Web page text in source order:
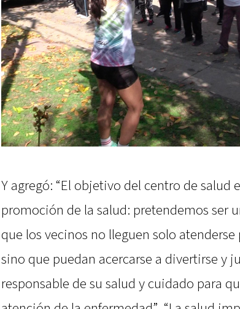
Y agregó: “El objetivo del centro de salud
promoción de la salud: pretendemos ser
que los vecinos no lleguen solo
sino que puedan acercarse a divertirse y
responsable de su salud y cuidado para